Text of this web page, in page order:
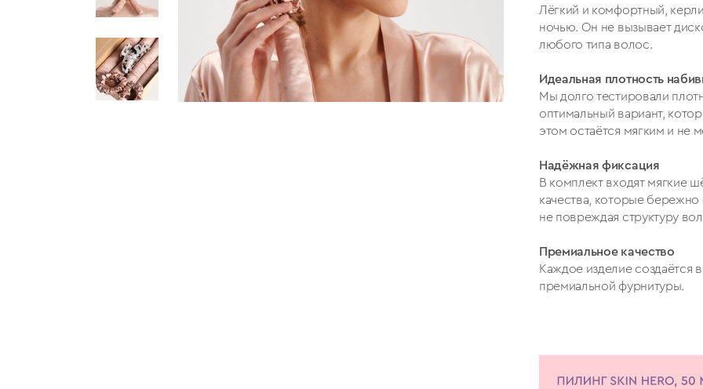
Лёгкий и комфортный,
ночью. Он не вызывает
любого типа волос.
Идеальная плотность
Мы долго тестировали
оптимальный вариант,
этом остаётся мягким и не
Надёжная фиксация
В комплект входят мягкие
качества, которые
не повреждая структуру
Премиальное качество
Каждое изделие создаётся
премиальной фурнитуры.